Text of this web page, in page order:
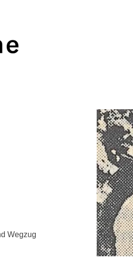
Wegzug